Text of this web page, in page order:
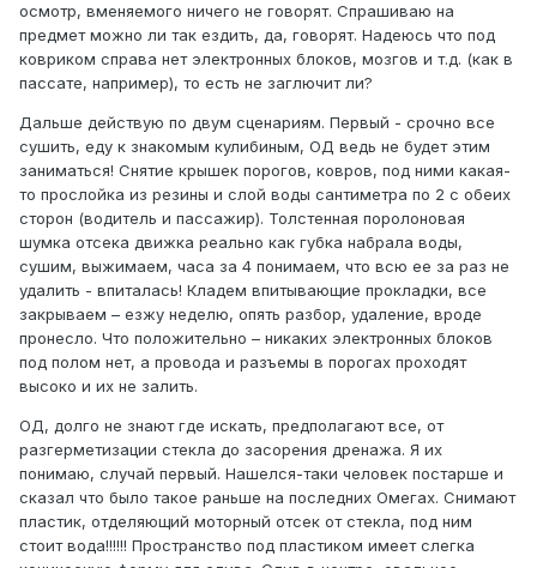
осмотр, вменяемого ничего не говорят. Спрашиваю на
предмет можно ли так ездить, да, говорят. Надеюсь что под
ковриком справа нет электронных блоков, мозгов и т.д. (как в
пассате, например), то есть не заглючит ли?
Дальше действую по двум сценариям. Первый - срочно все
сушить, еду к знакомым кулибиным, ОД ведь не будет этим
заниматься! Снятие крышек порогов, ковров, под ними какая-
то прослойка из резины и слой воды сантиметра по 2 с обеих
сторон (водитель и пассажир). Толстенная поролоновая
шумка отсека движка реально как губка набрала воды,
сушим, выжимаем, часа за 4 понимаем, что всю ее за раз не
удалить - впиталась! Кладем впитывающие прокладки, все
закрываем – езжу неделю, опять разбор, удаление, вроде
пронесло. Что положительно – никаких электронных блоков
под полом нет, а провода и разъемы в порогах проходят
высоко и их не залить.
ОД, долго не знают где искать, предполагают все, от
разгерметизации стекла до засорения дренажа. Я их
понимаю, случай первый. Нашелся-таки человек постарше и
сказал что было такое раньше на последних Омегах. Снимают
пластик, отделяющий моторный отсек от стекла, под ним
стоит вода!!!!!! Пространство под пластиком имеет слегка